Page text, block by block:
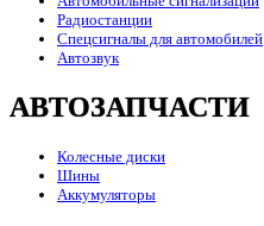
Радиостанции
Спецсигналы для автомобилей
Автозвук
АВТОЗАПЧАСТИ
Колесные диски
Шины
Аккумуляторы